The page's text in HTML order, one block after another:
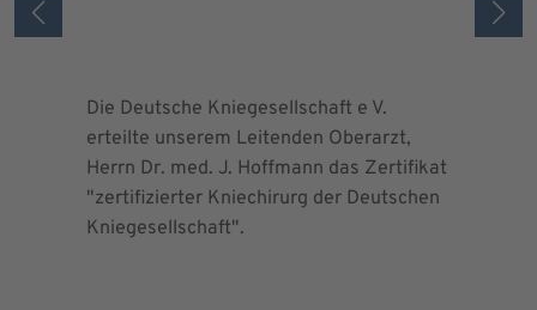
Die Deutsche Kniegesellschaft e V.
erteilte unserem Leitenden Oberarzt,
Herrn Dr. med. J. Hoffmann das Zertifikat
"zertifizierter Kniechirurg der Deutschen
Kniegesellschaft".